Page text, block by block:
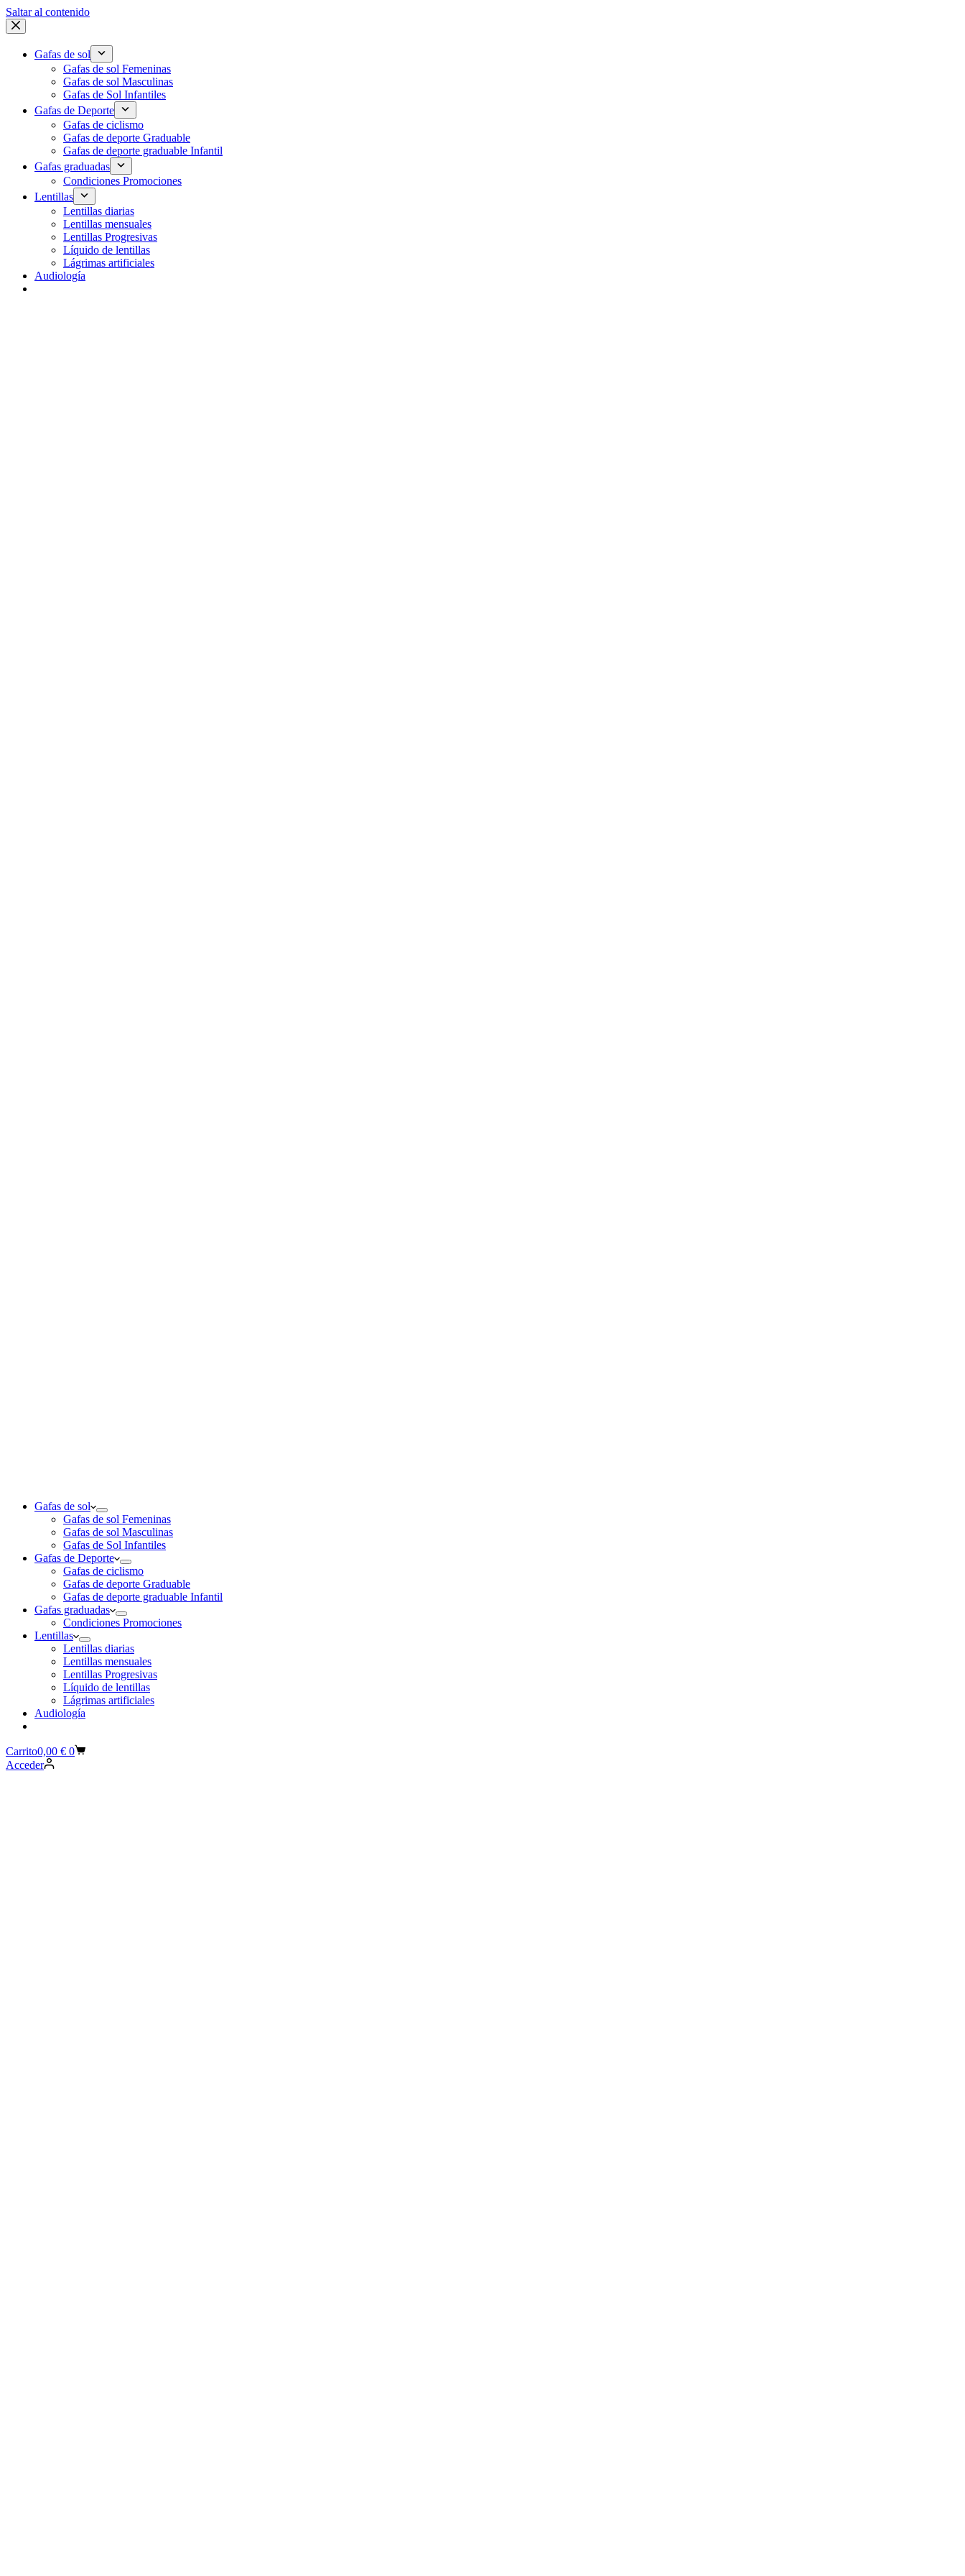
Saltar al contenido
Gafas de sol
Gafas de sol Femeninas
Gafas de sol Masculinas
Gafas de Sol Infantiles
Gafas de Deporte
Gafas de ciclismo
Gafas de deporte Graduable
Gafas de deporte graduable Infantil
Gafas graduadas
Condiciones Promociones
Lentillas
Lentillas diarias
Lentillas mensuales
Lentillas Progresivas
Líquido de lentillas
Lágrimas artificiales
Audiología
Gafas de sol
Gafas de sol Femeninas
Gafas de sol Masculinas
Gafas de Sol Infantiles
Gafas de Deporte
Gafas de ciclismo
Gafas de deporte Graduable
Gafas de deporte graduable Infantil
Gafas graduadas
Condiciones Promociones
Lentillas
Lentillas diarias
Lentillas mensuales
Lentillas Progresivas
Líquido de lentillas
Lágrimas artificiales
Audiología
Carrito0,00 € 0
Acceder